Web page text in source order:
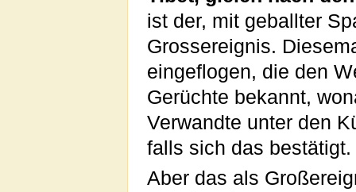
ist der, mit geballter
Grossereignis.
eingeflogen, die den
Gerüchte bekannt,
Verwandte unter den
falls sich das bestätigt.
Aber das als